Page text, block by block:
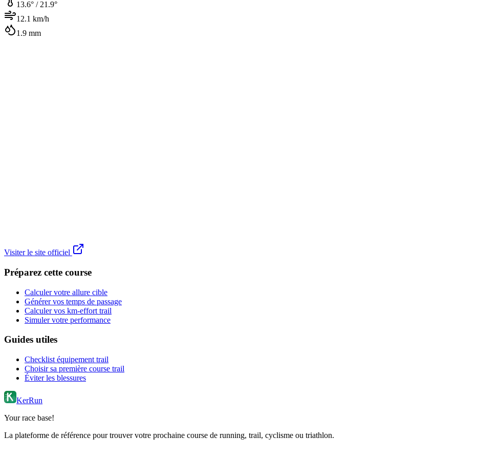
13.6° / 21.9°
12.1 km/h
1.9 mm
Visiter le site officiel
Préparez cette course
Calculer votre allure cible
Générer vos temps de passage
Calculer vos km-effort trail
Simuler votre performance
Guides utiles
Checklist équipement trail
Choisir sa première course trail
Éviter les blessures
KerRun
Your race base!
La plateforme de référence pour trouver votre prochaine course de running, trail, cyclisme ou triathlon.